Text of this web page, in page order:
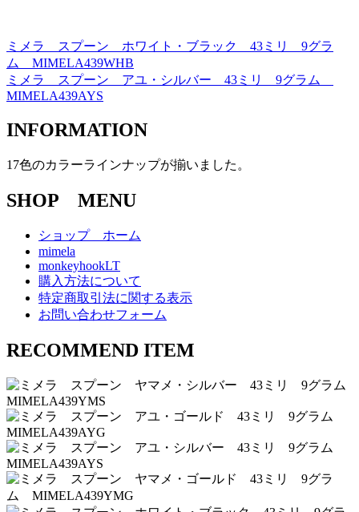
投
稿
ナ
ビ
ゲ
シ
ミメラ スプーン ホワイト・ブラック 43ミリ 9グラ
ム MIMELA439WHB
ミメラ スプーン アユ・シルバー 43ミリ 9グラム
MIMELA439AYS
INFORMATION
17色のカラーラインナップが揃いました。
SHOP MENU
ショップ ホーム
mimela
monkeyhookLT
購入方法について
特定商取引法に関する表示
お問い合わせフォーム
RECOMMEND ITEM